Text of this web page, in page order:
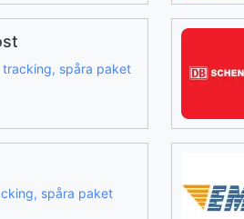
tracking, spåra paket
spåra paket